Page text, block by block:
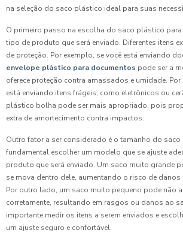
na seleção do saco plástico ideal para suas
O primeiro passo na escolha do saco plástico para
tipo de produto que será enviado. Diferentes itens
de proteção. Por exemplo, se você está enviando
envelope plástico para documentos pode ser a
oferece proteção contra amassados e umidade.
está enviando itens frágeis, como eletrônicos ou
plástico bolha pode ser mais apropriado, pois
extra de amortecimento contra impactos.
Outro fator a ser considerado é o tamanho do saco
fundamental escolher um modelo que se ajuste
produto que será enviado. Um saco muito grande
se mova dentro dele, aumentando o risco de
Por outro lado, um saco muito pequeno pode não
corretamente, resultando em rasgos ou danos ao
importante medir os itens a serem enviados e
um ajuste seguro e confortável.